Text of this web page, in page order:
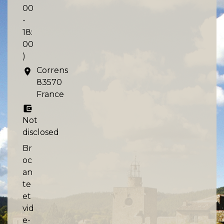
00
-
18:
00
)
location_on
Correns
83570
France
account_balance_wallet
Not
disclosed
Br
oc
an
te
et
vid
e-